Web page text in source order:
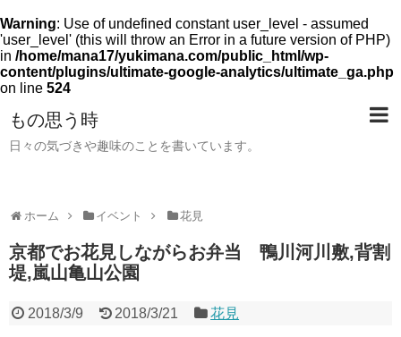
Warning: Use of undefined constant user_level - assumed
'user_level' (this will throw an Error in a future version of PHP)
in /home/mana17/yukimana.com/public_html/wp-
content/plugins/ultimate-google-analytics/ultimate_ga.php
on line 524
もの思う時
日々の気づきや趣味のことを書いています。
ホーム イベント 花見
京都でお花見しながらお弁当 鴨川河川敷,背割
堤,嵐山亀山公園
2018/3/9 2018/3/21 花見